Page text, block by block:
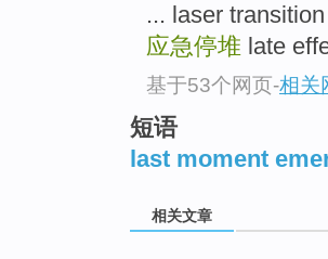
... laser
应急停堆 late
基于53个网页-相关
短语
last moment
相关文章